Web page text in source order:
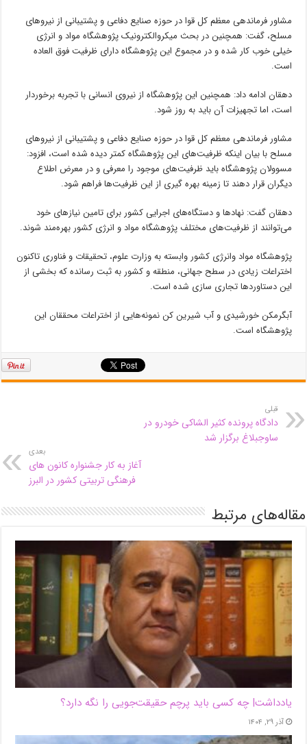
مشاور فرماندهی معظم کل قوا در حوزه صنایع دفاعی و پشتیبانی از نیرو‌های
مسلح، گفت: همچنین در بحث میکروالکترونیک پژوهشگاه مواد و انرژی
خیلی خوب کار شده و در مجموع این پژوهشگاه دارای ظرفیت فوق العاده
است.
دهقان ادامه داد: همچنین این پژوهشگاه از نیروی انسانی با تجربه برخوردار
است، اما تجهیزات آن باید به روز شود.
مشاور فرماندهی معظم کل قوا در حوزه صنایع دفاعی و پشتیبانی از نیرو‌های
مسلح با بیان اینکه ظرفیت‌های این پژوهشگاه کمتر دیده شده است، افزود:
مسوولان پژوهشگاه باید ظرفیت‌های موجود را معرفی و در معرض اطلاع
دیگران قرار دهند تا زمینه بهره گیری از این ظرفیت‌ها فراهم شود.
دهقان گفت: نهاد‌ها و دستگاه‌های اجرایی کشور برای تامین نیاز‌های خود
می‌توانند از ظرفیت‌های مختلف پژوهشگاه مواد و انرژی کشور بهره‌مند شوند.
پژوهشگاه مواد وانرژی کشور وابسته به وزارت علوم، تحقیقات و فناوری تاکنون
اختراعات زیادی در سطح جهانی، منطقه و کشور به ثبت رسانده که بخشی از
این دستاورد‌ها تجاری سازی شده است.
آبگرمکن خورشیدی و آب شیرین کن نمونه‌هایی از اختراعات محققان این
پژوهشگاه است.
قبلی
دادگاه پرونده کثیر الشاکی خودرو در
ساوجبلاغ برگزار شد
بعدی
آغاز به کار جشنواره کانون های
فرهنگی تربیتی کشور در البرز
مقاله‌های مرتبط
یادداشت| ‌چه کسی باید پرچم حقیقت‌جویی را نگه دارد؟
آذر ۲۹, ۱۴۰۴